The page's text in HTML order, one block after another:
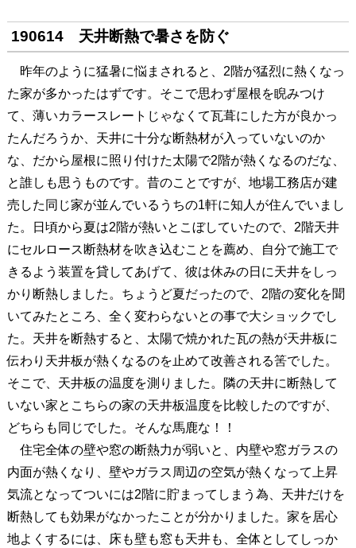
190614 天井断熱で暑さを防ぐ
昨年のように猛暑に悩まされると、2階が猛烈に熱くなっ
た家が多かったはずです。そこで思わず屋根を睨みつけ
て、薄いカラースレートじゃなくて瓦葺にした方が良かっ
たんだろうか、天井に十分な断熱材が入っていないのか
な、だから屋根に照り付けた太陽で2階が熱くなるのだな、
と誰しも思うものです。昔のことですが、地場工務店が建
売した同じ家が並んでいるうちの1軒に知人が住んでいまし
た。日頃から夏は2階が熱いとこぼしていたので、2階天井
にセルロース断熱材を吹き込むことを薦め、自分で施工で
きるよう装置を貸してあげて、彼は休みの日に天井をしっ
かり断熱しました。ちょうど夏だったので、2階の変化を聞
いてみたところ、全く変わらないとの事で大ショックでし
た。天井を断熱すると、太陽で焼かれた瓦の熱が天井板に
伝わり天井板が熱くなるのを止めて改善される筈でした。
そこで、天井板の温度を測りました。隣の天井に断熱して
いない家とこちらの家の天井板温度を比較したのですが、
どちらも同じでした。そんな馬鹿な！！
住宅全体の壁や窓の断熱力が弱いと、内壁や窓ガラスの
内面が熱くなり、壁やガラス周辺の空気が熱くなって上昇
気流となってついには2階に貯まってしまう為、天井だけを
断熱しても効果がなかったことが分かりました。家を居心
地よくするには、床も壁も窓も天井も、全体としてしっか